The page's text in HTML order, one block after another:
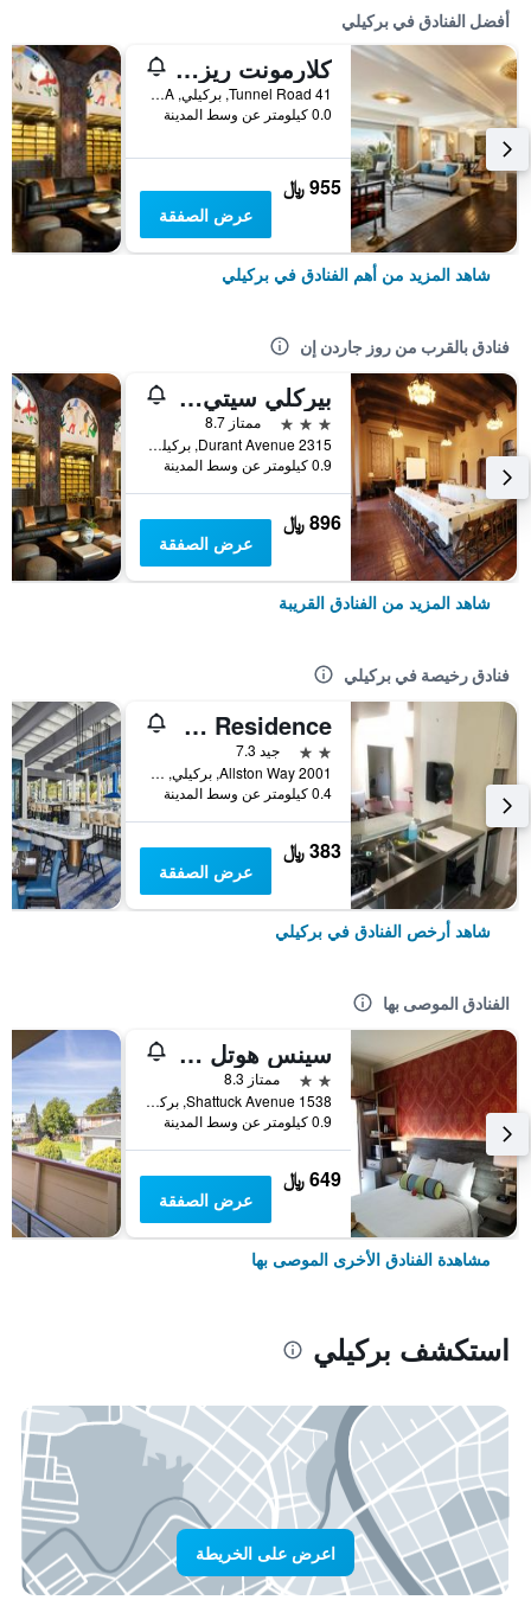
أفضل الفنادق في بركيلي
كلارمونت ريزورت آند كلوب
41 Tunnel Road, بركيلي, CA, الولايات المتحدة الأميريكية
0.0 كيلومتر عن وسط المدينة
955 ﷼
عرض الصفقة
شاهد المزيد من أهم الفنادق في بركيلي
فنادق بالقرب من روز جاردن إن
بيركلي سيتي كلوب
3 نجوم
ممتاز 8.7
2315 Durant Avenue, بركيلي, CA, الولايات المتحدة الأميريكية
0.9 كيلومتر عن وسط المدينة
896 ﷼
عرض الصفقة
شاهد المزيد من الفنادق القريبة
فنادق رخيصة في بركيلي
Downtown Berkeley Ymca Hotel And Residence
2 نجمتين
جيد 7.3
2001 Allston Way, بركيلي, CA, الولايات المتحدة الأميريكية
0.4 كيلومتر عن وسط المدينة
383 ﷼
عرض الصفقة
شاهد أرخص الفنادق في بركيلي
الفنادق الموصى بها
سينس هوتل آند فان بيسترو بيركلي
2 نجمتين
ممتاز 8.3
1538 Shattuck Avenue, بركيلي, CA, الولايات المتحدة الأميريكية
0.9 كيلومتر عن وسط المدينة
649 ﷼
عرض الصفقة
مشاهدة الفنادق الأخرى الموصى بها
استكشف بركيلي
اعرض على الخريطة